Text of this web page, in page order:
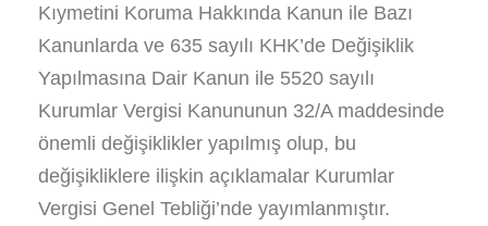
Kıymetini Koruma Hakkında Kanun ile Bazı
Kanunlarda ve 635 sayılı KHK’de Değişiklik
Yapılmasına Dair Kanun ile 5520 sayılı
Kurumlar Vergisi Kanununun 32/A maddesinde
önemli değişiklikler yapılmış olup, bu
değişikliklere ilişkin açıklamalar Kurumlar
Vergisi Genel Tebliği’nde yayımlanmıştır.